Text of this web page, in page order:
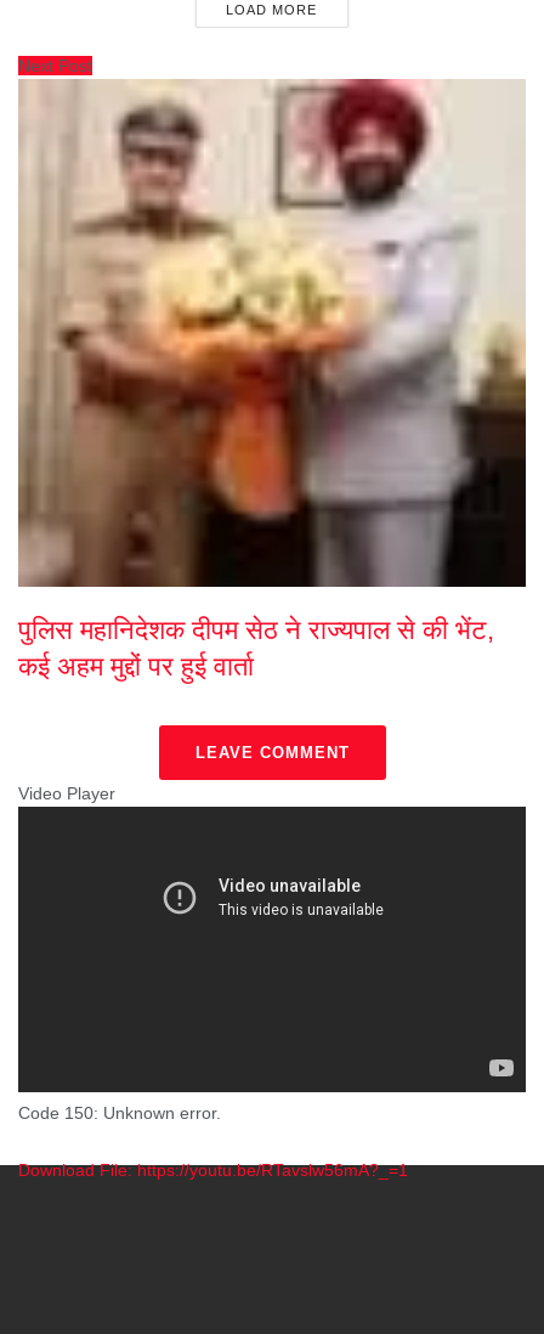
LOAD MORE
Next Post
पुलिस महानिदेशक दीपम सेठ ने राज्यपाल से की भेंट,
कई अहम मुद्दों पर हुई वार्ता
LEAVE COMMENT
Video Player
Code 150: Unknown error.
Download File: https://youtu.be/RTavslw56mA?_=1